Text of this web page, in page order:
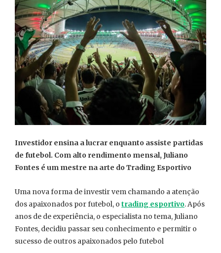
Investidor ensina a lucrar enquanto assiste partidas
de futebol. Com alto rendimento mensal, Juliano
Fontes é um mestre na arte do Trading Esportivo
Uma nova forma de investir vem chamando a atenção
dos apaixonados por futebol, o trading esportivo. Após
anos de de experiência, o especialista no tema, Juliano
Fontes, decidiu passar seu conhecimento e permitir o
sucesso de outros apaixonados pelo futebol